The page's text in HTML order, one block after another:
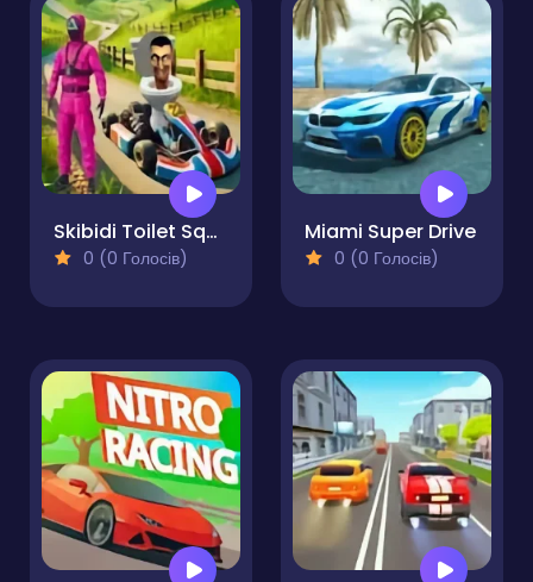
Skibidi Toilet Squid Game Kart Racing Online
0 (0 Голосів)
Miami Super Drive
0 (0 Голосів)